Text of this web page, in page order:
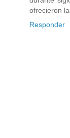
ofrecieron
Responder